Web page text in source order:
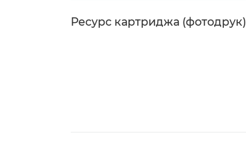
Ресурс картриджа (фотодрук)